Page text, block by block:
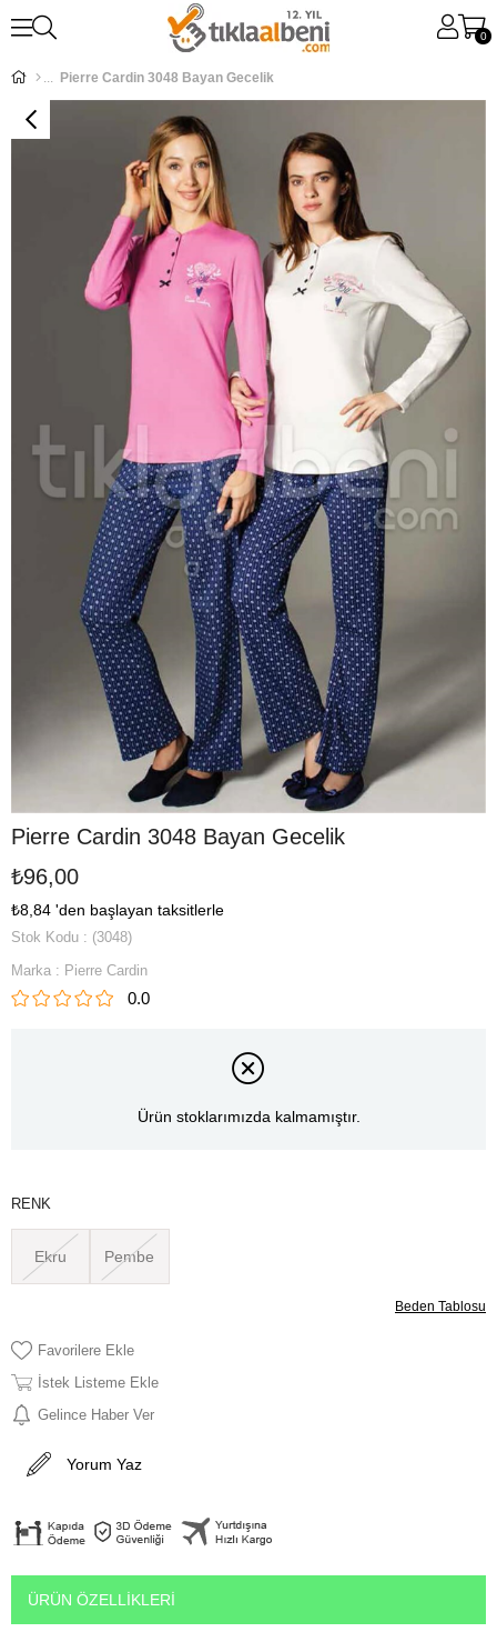
0
Pierre Cardin 3048 Bayan Gecelik
Pierre Cardin 3048 Bayan Gecelik
₺96,00
₺8,84 'den başlayan taksitlerle
Stok Kodu
(3048)
Marka : Pierre Cardin
0.0
Ürün stoklarımızda kalmamıştır.
RENK
Ekru Pembe
Beden Tablosu
Favorilere Ekle
İstek Listeme Ekle
Gelince Haber Ver
Yorum Yaz
ÜRÜN ÖZELLIKLERI